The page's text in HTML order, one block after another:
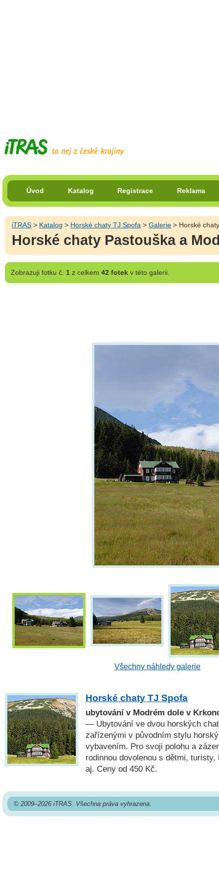
Úvod Katalog Registrace Reklama
iTRAS > Katalog > Horské chaty TJ Spofa >Galerie > Horské
Horské chaty Pastouška a
Zobrazujifotku č. 1z celkem 42 fotekv této galerii.
Všechny náhledy galerie
Horské chaty TJ Spofa
ubytování v Modrém dole v
— Ubytování ve dvou horských
zařízenými v původním stylu
vybavením. Pro svoji polohu a
rodinnou dovolenou s dětmi,
aj. Ceny od 450 Kč.
© 2009–2026 iTRAS. Všechna práva vyhrazena.